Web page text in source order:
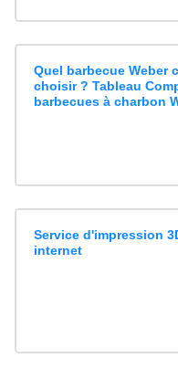
Quel barbecue Weber
choisir ? Tableau
barbecues à charbon
Service d'impression
internet